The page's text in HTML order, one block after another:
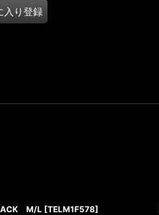
入り登録
M/L [TELM1F578]